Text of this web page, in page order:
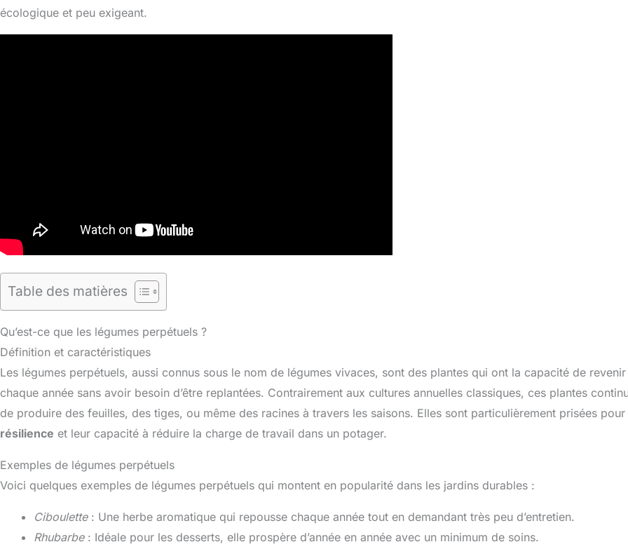
écologique et peu exigeant.
Table des matières
Qu’est-ce que les légumes perpétuels ?
Définition et caractéristiques
Les légumes perpétuels, aussi connus sous le nom de légumes vivaces, sont des plantes qui ont la capacité de revenir
chaque année sans avoir besoin d’être replantées. Contrairement aux cultures annuelles classiques, ces plantes
de produire des feuilles, des tiges, ou même des racines à travers les saisons. Elles sont particulièrement prisées pour
résilience et leur capacité à réduire la charge de travail dans un potager.
Exemples de légumes perpétuels
Voici quelques exemples de légumes perpétuels qui montent en popularité dans les jardins durables :
Ciboulette: Une herbe aromatique qui repousse chaque année tout en demandant très peu d’entretien.
Rhubarbe: Idéale pour les desserts, elle prospère d’année en année avec un minimum de soins.